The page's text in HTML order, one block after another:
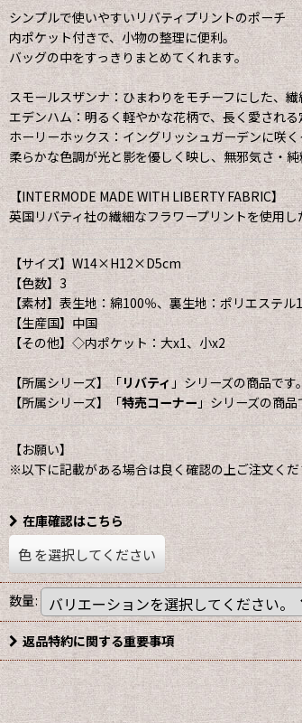
シンプルで使いやすいリバティプリントのポーチ
内ポケット付きで、小物の整理に便利。
バッグの中をすっきりまとめてくれます。
スモールスザンナ：ひまわりをモチーフにした、繊
エデンハム：明るく軽やかな花柄で、長く愛され
ホーリーホックス：イングリッシュガーデンに咲
柔らかな色調が光と影を優しく映し、無邪気さ・
【INTERMODE MADE WITH LIBERTY FABRIC】
英国リバティ社の繊細なフラワープリントを使用し
【サイズ】W14×H12×D5cm
【色数】3
【素材】表生地：綿100％、裏生地：ポリエステル
【生産国】中国
【その他】◇内ポケット：大x1、小x2
【所属シリーズ】「リバティ 」シリーズの商品です。
【所属シリーズ】「特売コーナー 」シリーズの商品
【お願い】
※以下に記載がある場合は良く確認の上ご注文く
在庫確認はこちら
色を選択してください
数量:
返品特約に関する重要事項